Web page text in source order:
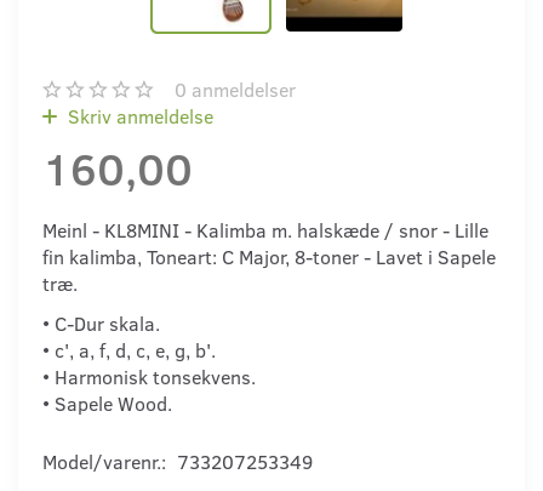
0 anmeldelser
Skriv anmeldelse
160,00
Meinl - KL8MINI - Kalimba m. halskæde / snor - Lille
fin kalimba, Toneart: C Major, 8-toner - Lavet i Sapele
træ.
• C-Dur skala.
• c', a, f, d, c, e, g, b'.
• Harmonisk tonsekvens.
• Sapele Wood.
Model/varenr.: 733207253349